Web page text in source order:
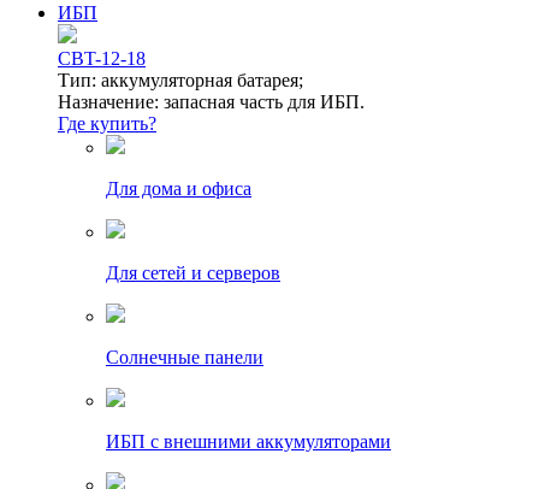
ИБП
CBT-12-18
Тип: аккумуляторная батарея;
Назначение: запасная часть для ИБП.
Где купить?
Для дома и офиса
Для сетей и серверов
Солнечные панели
ИБП с внешними аккумуляторами